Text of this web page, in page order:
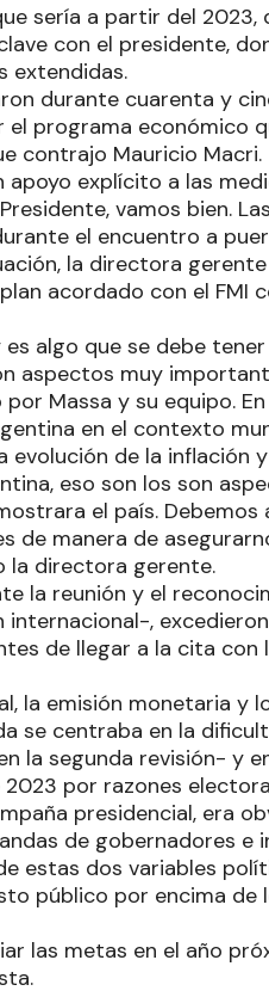
sería a partir del 2023,
con el presidente,
extendidas.
durante cuarenta y
el programa económico
contrajo Mauricio Macri.
explícito a las
vamos bien.
el encuentro a
la directora
acordado con el FMI
algo que se debe
aspectos muy
Massa y su equipo.
en el contexto
de la inflación
eso son los son
el país. Debemos
de manera de
la directora gerente.
la reunión y el
,
de llegar a la cita con
la emisión monetaria y
se centraba en la
la segunda revisión- y
por razones
presidencial, era
de gobernadores e
estas dos variables
público por encima de
las metas en el año